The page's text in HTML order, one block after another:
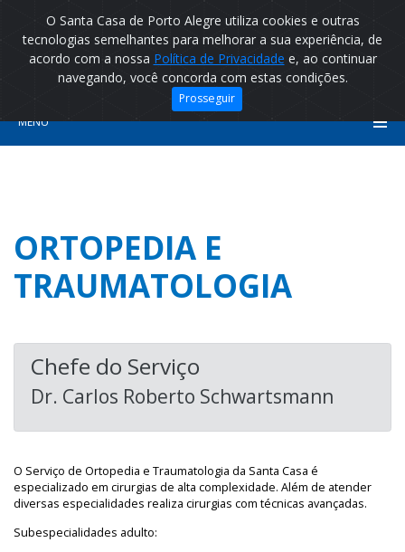
O Santa Casa de Porto Alegre utiliza cookies e outras
tecnologias semelhantes para melhorar a sua experiência, de
acordo com a nossa Política de Privacidade e, ao continuar
navegando, você concorda com estas condições.
Prosseguir
MENU
ORTOPEDIA E
TRAUMATOLOGIA
Chefe do Serviço
Dr. Carlos Roberto Schwartsmann
O Serviço de Ortopedia e Traumatologia da Santa Casa é
especializado em cirurgias de alta complexidade. Além de atender
diversas especialidades realiza cirurgias com técnicas avançadas.
Subespecialidades adulto: